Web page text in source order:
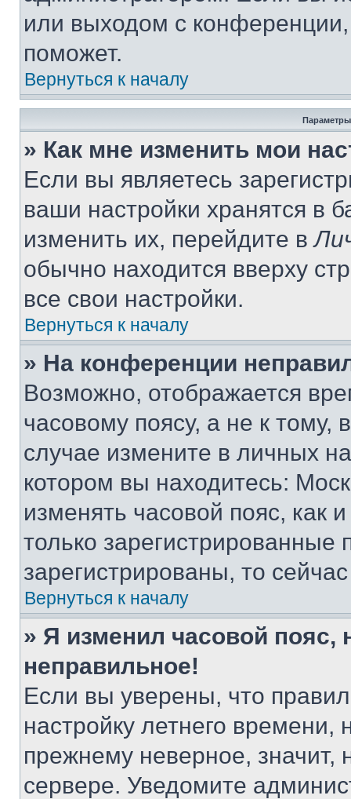
или выходом с
поможет.
Вернуться к началу
Параметры
» Как мне изменить мои
Если вы являетесь
ваши настройки хранятся в
изменить их, перейдите в
обычно находится вверху
все свои настройки.
Вернуться к началу
» На конференции
Возможно, отображается
часовому поясу, а не к тому,
случае измените в личных
котором вы находитесь:
изменять часовой пояс, как
только
зарегистрированы, то
Вернуться к началу
» Я изменил часовой пояс,
неправильное!
Если вы уверены, что
настройку летнего
прежнему неверное, значит,
сервере. Уведомите